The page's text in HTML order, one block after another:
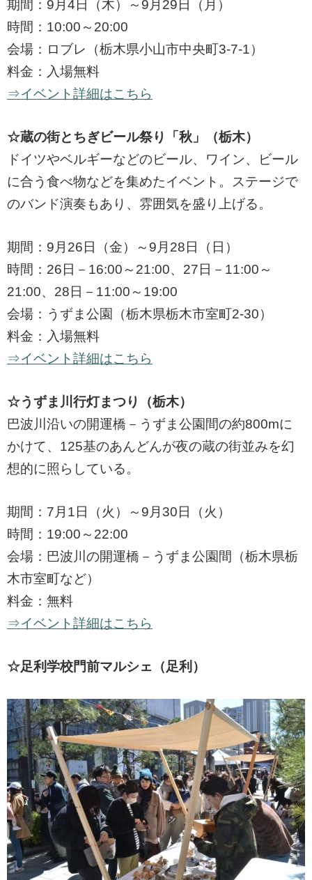
期間：9月4日（木）～9月29日（月）
時間：10:00～20:00
会場：ロブレ（栃木県小山市中央町3-7-1）
料金：入場無料
⇒イベント詳細はこちら
☆蔵の街とちぎビール祭り「秋」（栃木）
ドイツやベルギーなどのビール、ワイン、ビール
に合う食べ物などを集めたイベント。ステージで
のバンド演奏もあり、雰囲気を盛り上げる。
期間：9月26日（金）～9月28日（日）
時間：26日－16:00～21:00、27日－11:00～
21:00、28日－11:00～19:00
会場：うずま公園（栃木県栃木市室町2-30）
料金：入場無料
⇒イベント詳細はこちら
☆うずま川行灯まつり（栃木）
巴波川沿いの開運橋－うずま公園間の約800mに
かけて、125基のあんどんが夜の蔵の街並みを幻
想的に照らしている。
期間：7月1日（火）～9月30日（火）
時間：19:00～22:00
会場：巴波川の開運橋－うずま公園間（栃木県栃
木市室町など）
料金：無料
⇒イベント詳細はこちら
☆足利学校門前マルシェ（足利）